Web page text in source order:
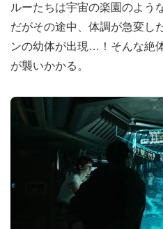
ルーたちは宇宙の楽園のよう
だがその途中、体調が急変し
ンの幼体が出現…！そんな絶
が襲いかかる。